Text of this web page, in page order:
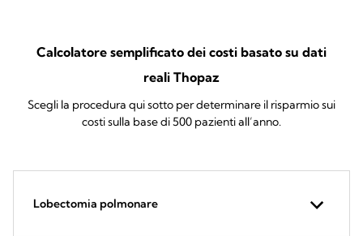
Calcolatore semplificato dei costi basato su dati
reali Thopaz
Scegli la procedura qui sotto per determinare il risparmio sui
costi sulla base di 500 pazienti all’anno.
Lobectomia polmonare